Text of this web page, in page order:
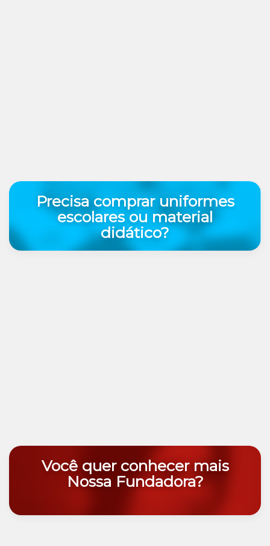
Precisa comprar uniformes
escolares ou material
didático?
Você quer conhecer mais
Nossa Fundadora?